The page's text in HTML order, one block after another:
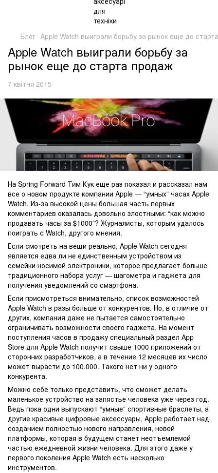
Блог Apple Watch выиграли борьбу за рынок еще до
Apple Watch выиграли борьбу за
рынок еще до старта продаж
7 квітня 2015
На Spring Forward Тим Кук еще раз показал и рассказал нам
все о новом продукте компании Apple — “умных” часах Apple
Watch. Из-за высокой цены большая часть первых
комментариев оказалась довольно злостными: “как можно
продавать часы за $1000”? Журналисты, которым удалось
поиграть с Watch, другого мнения.
Если смотреть на вещи реально, Apple Watch сегодня
является едва ли не единственным устройством из
семейки носимой электроники, которое предлагает больше
традиционного набора услуг — шагометра и гаджета для
получения уведомлений со смартфона.
Если присмотреться внимательно, список возможностей
Apple Watch в разы больше от конкурентов. Но, в отличие от
других, компания даже не пытается самостоятельно
ограничивать возможности своего гаджета. На момент
поступления часов в продажу специальный раздел App
Store для Apple Watch получит свыше 1000 приложений от
сторонних разработчиков, а в течение 12 месяцев их число
может вырасти до 100.000. Такого нет ни у одного
конкурента.
Можно себе только представить, что сможет делать
маленькое устройство на запястье человека уже через год.
Ведь пока одни выпускают “умные” спортивные браслеты, а
другие красивые цифровые аксессуары, Apple работает над
созданием полностью нового направления, новой
платформы, которая в будущем станет неотъемлемой
частью ежедневной жизни человека. Для этого даже у
первого поколения Apple Watch есть несколько
инструментов.